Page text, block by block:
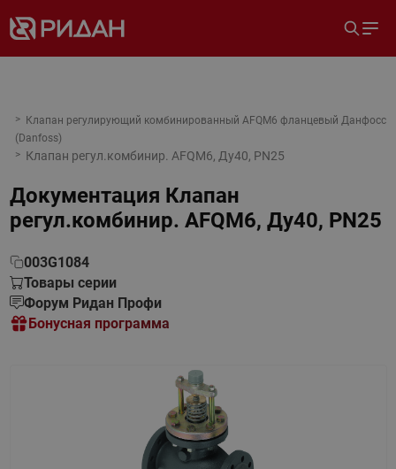
Клапан регулирующий комбинированный AFQM6 фланцевый Данфосс
(Danfoss)
Клапан регул.комбинир. AFQM6, Ду40, PN25
Документация Клапан
регул.комбинир. AFQM6, Ду40, PN25
003G1084
Товары серии
Форум Ридан Профи
Бонусная программа